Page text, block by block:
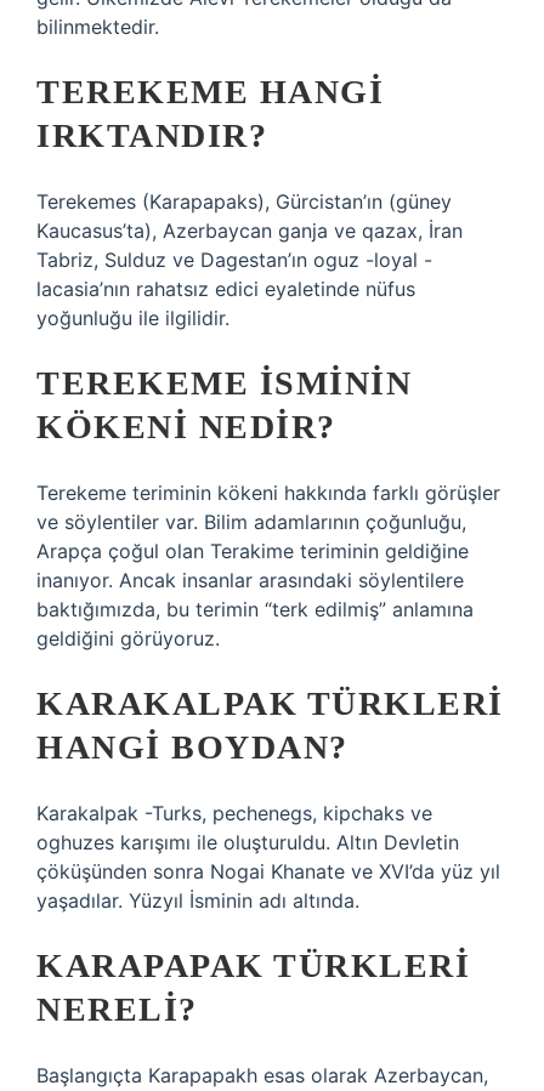
bilinmektedir.
TEREKEME HANGI
IRKTANDIR?
Terekemes (Karapapaks), Gürcistan’ın (güney
Kaucasus’ta), Azerbaycan ganja ve qazax, İran
Tabriz, Sulduz ve Dagestan’ın oguz -loyal -
lacasia’nın rahatsız edici eyaletinde nüfus
yoğunluğu ile ilgilidir.
TEREKEME ISMININ
KÖKENI NEDIR?
Terekeme teriminin kökeni hakkında farklı görüşler
ve söylentiler var. Bilim adamlarının çoğunluğu,
Arapça çoğul olan Terakime teriminin geldiğine
inanıyor. Ancak insanlar arasındaki söylentilere
baktığımızda, bu terimin “terk edilmiş” anlamına
geldiğini görüyoruz.
KARAKALPAK TÜRKLERI
HANGI BOYDAN?
Karakalpak -Turks, pechenegs, kipchaks ve
oghuzes karışımı ile oluşturuldu. Altın Devletin
çöküşünden sonra Nogai Khanate ve XVI’da yüz yıl
yaşadılar. Yüzyıl İsminin adı altında.
KARAPAPAK TÜRKLERI
NERELI?
Başlangıçta Karapapakh esas olarak Azerbaycan,